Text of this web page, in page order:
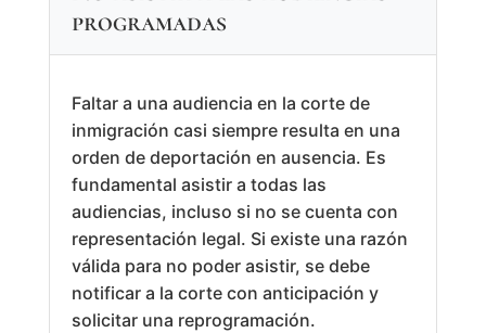
programadas
Faltar a una audiencia en la corte de
inmigración casi siempre resulta en una
orden de deportación en ausencia. Es
fundamental asistir a todas las
audiencias, incluso si no se cuenta con
representación legal. Si existe una razón
válida para no poder asistir, se debe
notificar a la corte con anticipación y
solicitar una reprogramación.